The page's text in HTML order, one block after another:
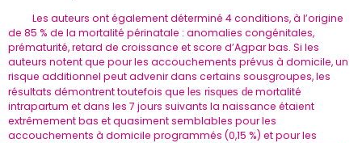
Les auteurs ont également déterminé 4 conditions, à l’origine
de 85 % de la mortalité périnatale : anomalies congénitales,
prématurité, retard de croissance et score d’Agpar bas. Si les
auteurs notent que pour les accouchements prévus à domicile, un
risque additionnel peut advenir dans certains sousgroupes, les
résultats démontrent toutefois que les risques de mortalité
intrapartum et dans les 7 jours suivants la naissance étaient
extrêmement bas et quasiment semblables pour les
accouchements à domicile programmés (0,15 %) et pour les